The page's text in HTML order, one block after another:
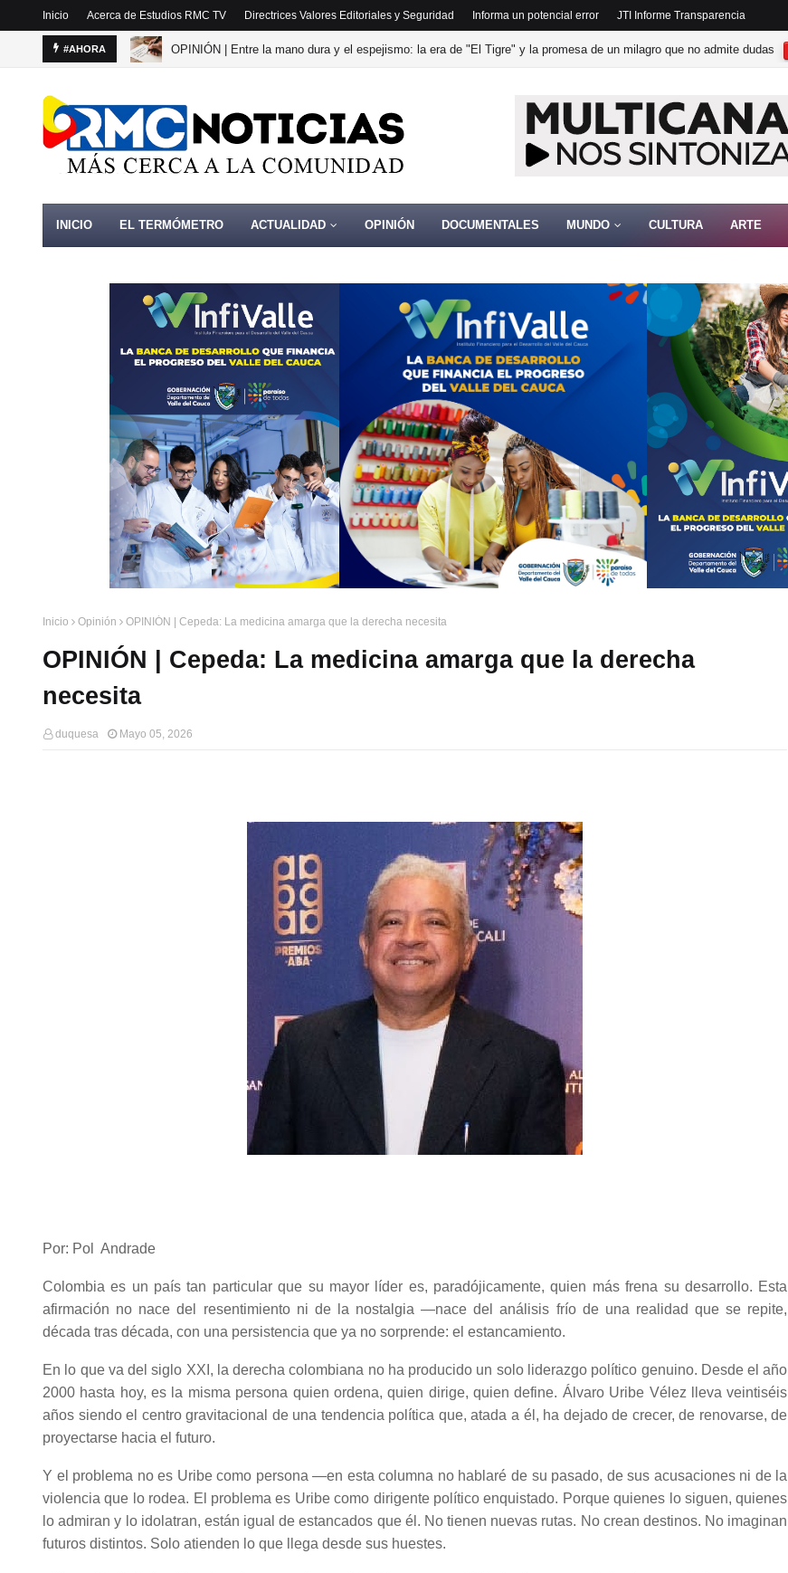
Inicio Acerca de Estudios RMC TV Directrices Valores Editoriales y Seguridad Informa un potencial error JTI Informe Transparencia
#AHORA OPINIÓN | Entre la mano dura y el espejismo: la era de "El Tigre" y la promesa de un milagro que no admite dudas
INICIO EL TERMÓMETRO ACTUALIDAD OPINIÓN DOCUMENTALES MUNDO CULTURA ARTE
Inicio Opinión OPINIÓN | Cepeda: La medicina amarga que la derecha necesita
OPINIÓN | Cepeda: La medicina amarga que la derecha
necesita
duquesa Mayo 05, 2026
Por: Pol Andrade
Colombia es un país tan particular que su mayor líder es, paradójicamente, quien más frena su desarrollo. Esta
afirmación no nace del resentimiento ni de la nostalgia —nace del análisis frío de una realidad que se repite,
década tras década, con una persistencia que ya no sorprende: el estancamiento.
En lo que va del siglo XXI, la derecha colombiana no ha producido un solo liderazgo político genuino. Desde el año
2000 hasta hoy, es la misma persona quien ordena, quien dirige, quien define. Álvaro Uribe Vélez lleva veintiséis
años siendo el centro gravitacional de una tendencia política que, atada a él, ha dejado de crecer, de renovarse, de
proyectarse hacia el futuro.
Y el problema no es Uribe como persona —en esta columna no hablaré de su pasado, de sus acusaciones ni de la
violencia que lo rodea. El problema es Uribe como dirigente político enquistado. Porque quienes lo siguen, quienes
lo admiran y lo idolatran, están igual de estancados que él. No tienen nuevas rutas. No crean destinos. No imaginan
futuros distintos. Solo atienden lo que llega desde sus huestes.